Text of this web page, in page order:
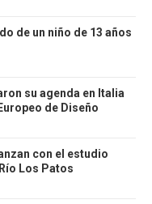
de un niño de 13 años
su agenda en Italia
de Diseño
con el estudio
Los Patos